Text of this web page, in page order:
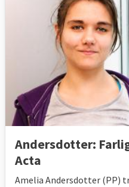
Andersdotter:
Acta
Amelia Andersdotter (PP)